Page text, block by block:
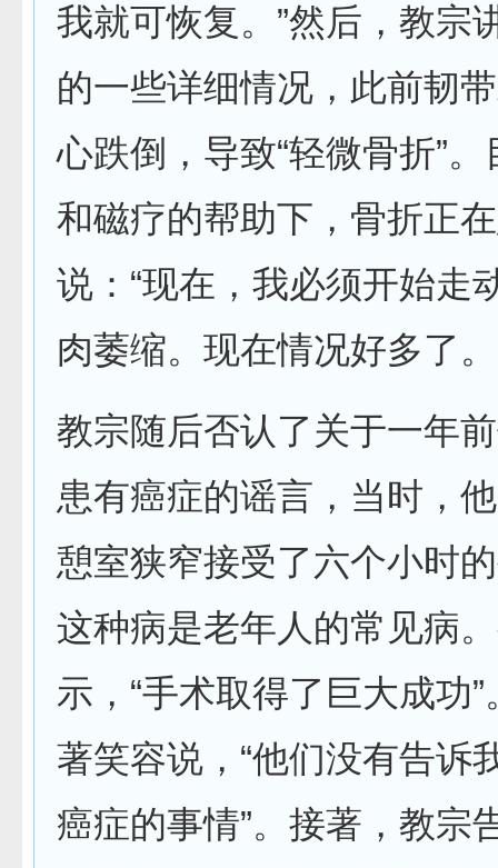
我就可恢复。”然后，教宗
的一些详细情况，此前韧
心跌倒，导致“轻微骨折”
和磁疗的帮助下，骨折正
说：“现在，我必须开始走
肉萎缩。现在情况好多了。
教宗随后否认了关于一年
患有癌症的谣言，当时，
憩室狭窄接受了六个小时
这种病是老年人的常见病
示，“手术取得了巨大成功
著笑容说，“他们没有告诉
癌症的事情”。接著，教宗